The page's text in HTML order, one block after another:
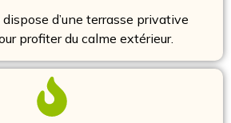
d’une terrasse privative
profiter du calme extérieur.